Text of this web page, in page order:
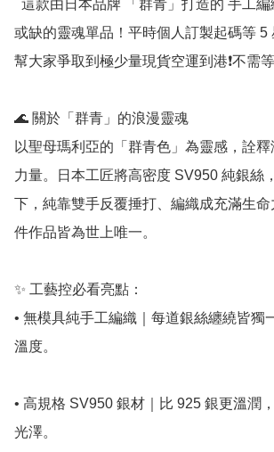
或缺的靈魂單品！平時個人訂製起碼等 5
幫大家爭取到極少量現貨空運到港❗️不需
🌊 關於「群青」的浪漫靈魂
以聖母瑪利亞的「群青色」為靈感，詮
力量。日本工匠將高密度 SV950 純銀絲
下，純靠雙手反覆捶打、編織成充滿生
件作品皆為世上唯一。
✨ 工藝控必看亮點：
• 無模具純手工編織｜每道銀絲纏繞皆獨
溫度。
• 高規格 SV950 銀材｜比 925 銀更溫潤
光澤。